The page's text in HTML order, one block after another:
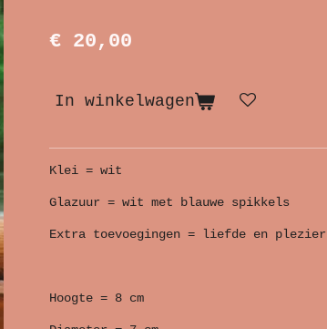
€ 20,00
In winkelwagen
Klei = wit
Glazuur = wit met blauwe spikkels
Extra toevoegingen = liefde en plezier
Hoogte = 8 cm